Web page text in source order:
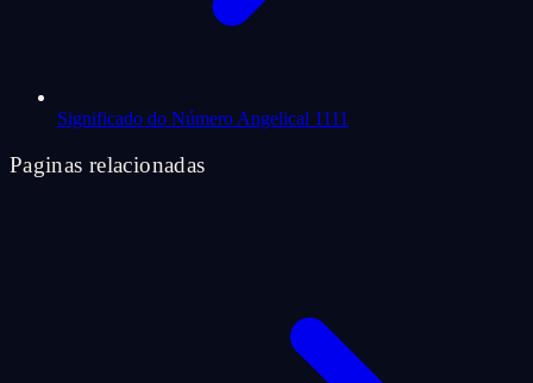
Significado do Número Angelical 1111
Paginas relacionadas